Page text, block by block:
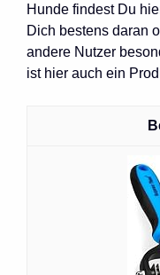
Hunde findest Du
Dich bestens daran
andere Nutzer
ist hier auch ein